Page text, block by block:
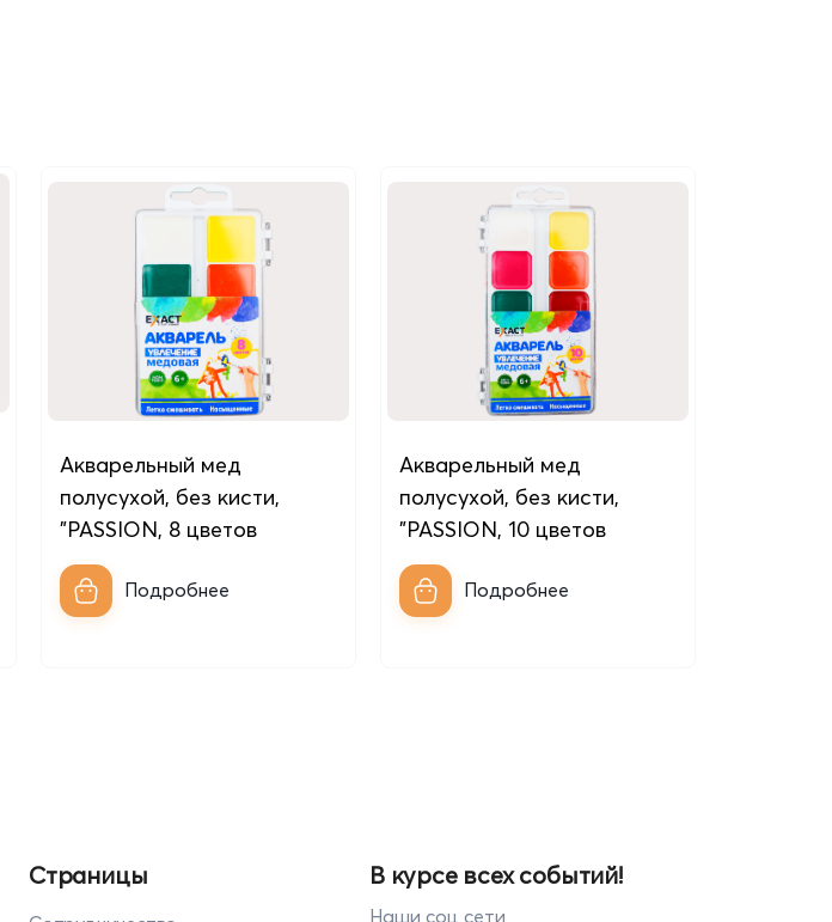
Акварельный мед
полусухой, без кисти,
"PASSION, 8 цветов
Подробнее
Акварельный мед
полусухой, без кисти,
"PASSION, 10 цветов
Подробнее
Страницы В курсе всех событий!
Наши соц сети